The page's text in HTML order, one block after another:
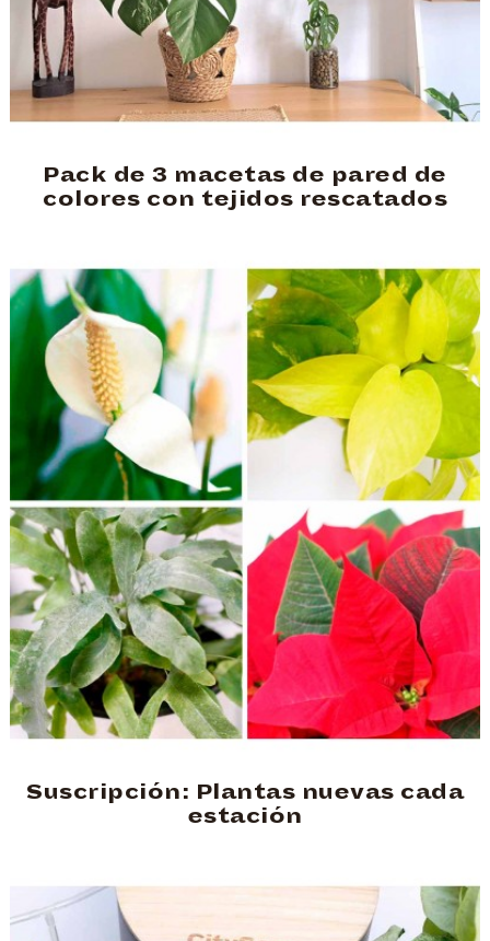
Pack de 3 macetas de pared de
colores con tejidos rescatados
Suscripción: Plantas nuevas cada
estación